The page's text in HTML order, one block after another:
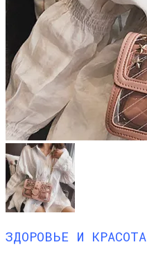
ЗДОРОВЬЕ И КРАСОТА